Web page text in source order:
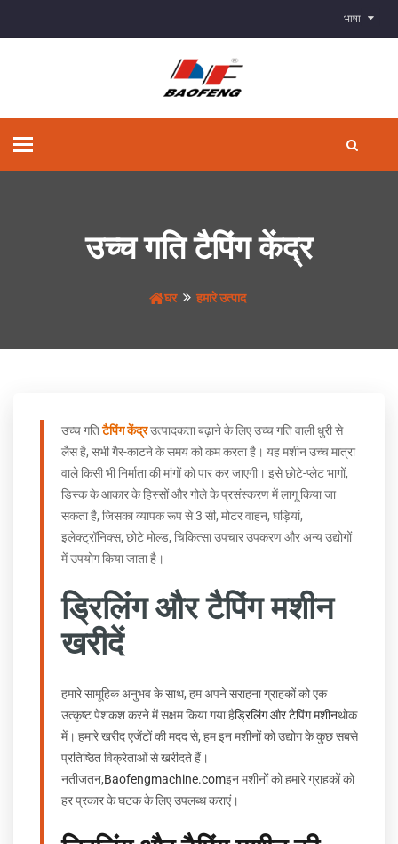
भाषा
टॉगल
उच्च गति टैपिंग केंद्र
घर हमारे उत्पाद
उच्च गतिटैपिंग केंद्रउत्पादकता बढ़ाने के लिए उच्च गति वाली धुरी से
लैस है, सभी गैर-काटने के समय को कम करता है। यह मशीन उच्च मात्रा
वाले किसी भी निर्माता की मांगों को पार कर जाएगी। इसे छोटे-प्लेट भागों,
डिस्क के आकार के हिस्सों और गोले के प्रसंस्करण में लागू किया जा
सकता है, जिसका व्यापक रूप से 3 सी, मोटर वाहन, घड़ियां,
इलेक्ट्रॉनिक्स, छोटे मोल्ड, चिकित्सा उपचार उपकरण और अन्य उद्योगों
में उपयोग किया जाता है।
ड्रिलिंग और टैपिंग मशीन
खरीदें
हमारे सामूहिक अनुभव के साथ, हम अपने सराहना ग्राहकों को एक
उत्कृष्ट पेशकश करने में सक्षम किया गया हैड्रिलिंग और टैपिंग मशीनथोक
में। हमारे खरीद एजेंटों की मदद से, हम इन मशीनों को उद्योग के कुछ सबसे
प्रतिष्ठित विक्रेताओं से खरीदते हैं।
नतीजतन,Baofengmachine.comइन मशीनों को हमारे ग्राहकों को
हर प्रकार के घटक के लिए उपलब्ध कराएं।